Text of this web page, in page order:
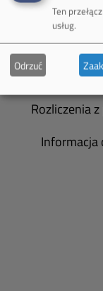
Informacja
Rozliczenia
Informacja
Ten
usług.
Odrzuć